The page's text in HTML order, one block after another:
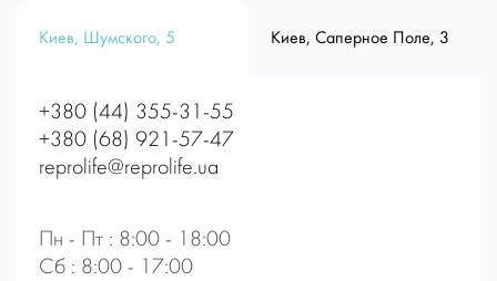
Киев, Шумского, 5 Киев, Саперное Поле, 3
+380 (44) 355-31-55
+380 (68) 921-57-47
reprolife@reprolife.ua
Пн - Пт : 8:00 - 18:00
Сб : 8:00 - 17:00